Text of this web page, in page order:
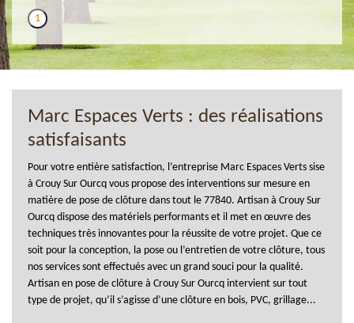
1
Marc Espaces Verts : des réalisations
satisfaisants
Pour votre entière satisfaction, l’entreprise Marc Espaces Verts sise
à Crouy Sur Ourcq vous propose des interventions sur mesure en
matière de pose de clôture dans tout le 77840. Artisan à Crouy Sur
Ourcq dispose des matériels performants et il met en œuvre des
techniques très innovantes pour la réussite de votre projet. Que ce
soit pour la conception, la pose ou l’entretien de votre clôture, tous
nos services sont effectués avec un grand souci pour la qualité.
Artisan en pose de clôture à Crouy Sur Ourcq intervient sur tout
type de projet, qu’il s’agisse d’une clôture en bois, PVC, grillage...